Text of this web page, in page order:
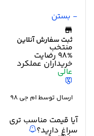
- بستن
ثبت سفارش آنلاین
منتخب
98% رضایت
خریدارانعملکرد
عالی
ارسال توسط ام جی 98
آیا قیمت مناسب تری
سراغ دارید؟